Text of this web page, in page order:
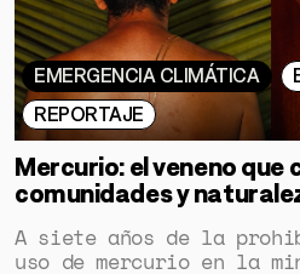
EMERGENCIA CLIMÁTICA
REPORTAJE
Mercurio: el veneno que
comunidades y
A siete años de la
uso de mercurio en la